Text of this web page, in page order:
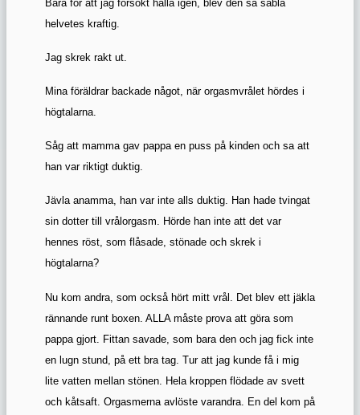
Bara för att jag försökt hålla igen, blev den så sabla
helvetes kraftig.
Jag skrek rakt ut.
Mina föräldrar backade något, när orgasmvrålet hördes i
högtalarna.
Såg att mamma gav pappa en puss på kinden och sa att
han var riktigt duktig.
Jävla anamma, han var inte alls duktig. Han hade tvingat
sin dotter till vrålorgasm. Hörde han inte att det var
hennes röst, som flåsade, stönade och skrek i
högtalarna?
Nu kom andra, som också hört mitt vrål. Det blev ett jäkla
rännande runt boxen. ALLA måste prova att göra som
pappa gjort. Fittan savade, som bara den och jag fick inte
en lugn stund, på ett bra tag. Tur att jag kunde få i mig
lite vatten mellan stönen. Hela kroppen flödade av svett
och kåtsaft. Orgasmerna avlöste varandra. En del kom på